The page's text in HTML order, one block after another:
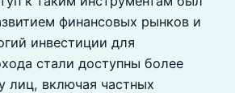
финансовых рынков и
инвестиции для
стали доступны более
лиц, включая частных